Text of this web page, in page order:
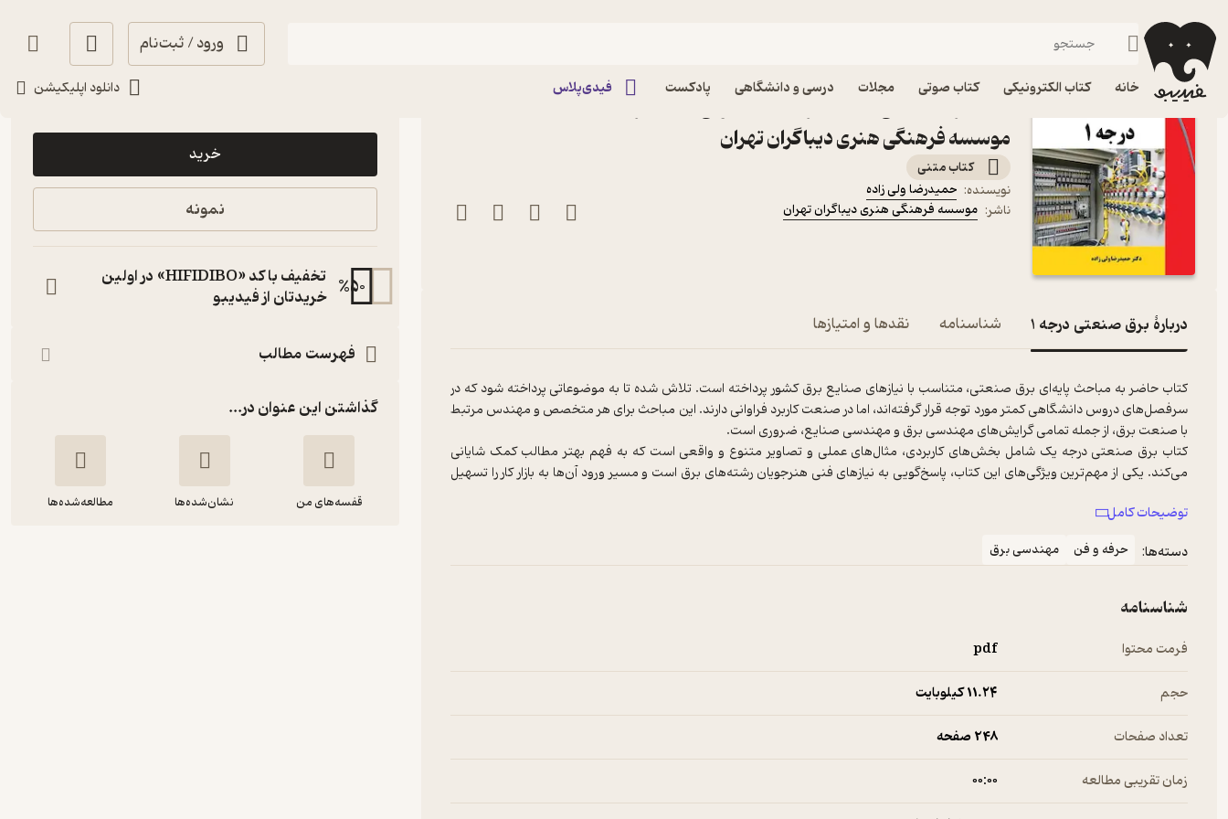
ورود / ثبت‌نام
خانه کتاب الکترونیکی کتاب صوتی مجلات درسی و دانشگاهی پادکست فیدی‌پلاس دانلود اپلیکیشن
فیدیبو کتاب الکترونیکی
موسسه فرهنگی هنری دیباگران تهران
کتاب متنی
نویسنده: حمیدرضا ولی زاده
ناشر: موسسه فرهنگی هنری دیباگران تهران
دربارۀ برق صنعتی درجه 1 شناسنامه نقدها و امتیازها
کتاب حاضر به مباحث پایه‌ای برق صنعتی، متناسب با نیازهای صنایع برق کشور پرداخته است. تلاش شده تا به موضوعاتی پرداخته شود که در
سرفصل‌های دروس دانشگاهی کمتر مورد توجه قرار گرفته‌اند، اما در صنعت کاربرد فراوانی دارند. این مباحث برای هر متخصص و مهندس مرتبط
با صنعت برق، از جمله تمامی گرایش‌های مهندسی برق و مهندسی صنایع، ضروری است.
کتاب برق صنعتی درجه یک شامل بخش‌های کاربردی، مثال‌های عملی و تصاویر متنوع و واقعی است که به فهم بهتر مطالب کمک شایانی
می‌کند. یکی از مهم‌ترین ویژگی‌های این کتاب، پاسخ‌گویی به نیازهای فنی هنرجویان رشته‌های برق است و مسیر ورود آن‌ها به بازار کار را تسهیل
مثبت برای درک بهتر پروژه‌های صنعتی ایجاد می‌کند.
توضیحات کامل
دسته‌ها:
حرفه و فن مهندسی برق
شناسنامه
فرمت محتوا pdf
حجم 11.۲۴ کیلوبایت
تعداد صفحات 248 صفحه
زمان تقریبی مطالعه ۰۰:۰۰
280,000
خرید
نمونه
%50
تخفیف با کد «HIFIDIBO» در اولین
خریدتان از فیدیبو
فهرست مطالب
گذاشتن این عنوان در...
قفسه‌های من نشان‌شده‌ها مطالعه‌شده‌ها